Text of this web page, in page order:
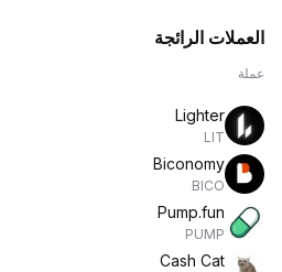
العملات الرائجة
عملة
Lighter
LIT
Biconomy
BICO
Pump.fun
PUMP
Cash Cat